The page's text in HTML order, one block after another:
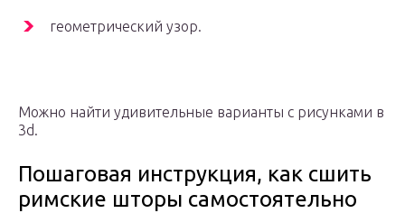
геометрический узор.
Можно найти удивительные варианты с рисунками в
3d.
Пошаговая инструкция, как сшить
римские шторы самостоятельно